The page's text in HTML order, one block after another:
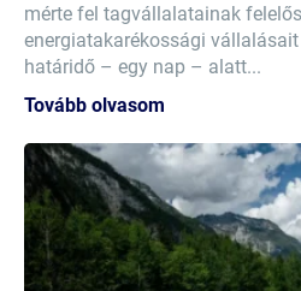
mérte fel tagvállalatainak
energiatakarékossági
határidő – egy nap – alatt...
Tovább olvasom